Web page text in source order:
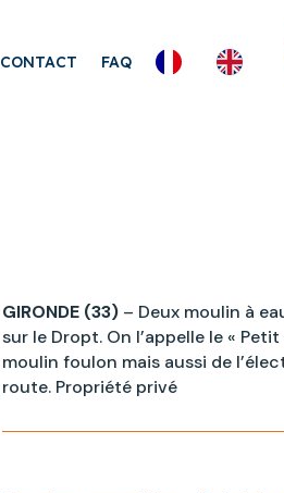
CONTACT FAQ
GIRONDE (33)– Deux moulin à
sur le Dropt. On l’appelle le «
moulin foulon mais aussi de
route. Propriété privé